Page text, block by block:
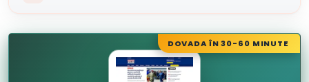
DOVADA ÎN 30-60 MINUTE